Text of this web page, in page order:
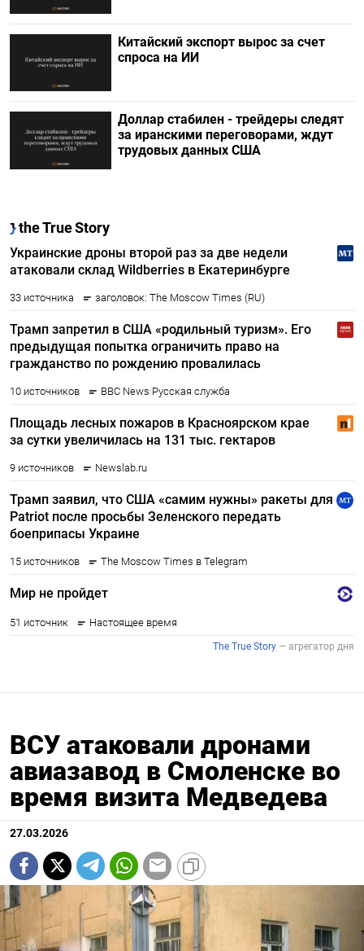
Китайский экспорт вырос за счет
спроса на ИИ
Доллар стабилен - трейдеры следят
за иранскими переговорами, ждут
трудовых данных США
ВСУ атаковали дронами
авиазавод в Смоленске во
время визита Медведева
27.03.2026